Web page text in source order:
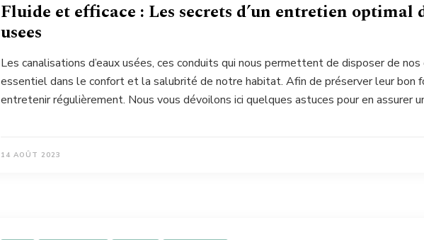
Fluide et efficace : Les secrets d’un entretien optimal
usees
Les canalisations d’eaux usées, ces conduits qui nous permettent de disposer de
essentiel dans le confort et la salubrité de notre habitat. Afin de préserver leur bon
entretenir régulièrement. Nous vous dévoilons ici quelques astuces pour en assurer
14 AOÛT 2023